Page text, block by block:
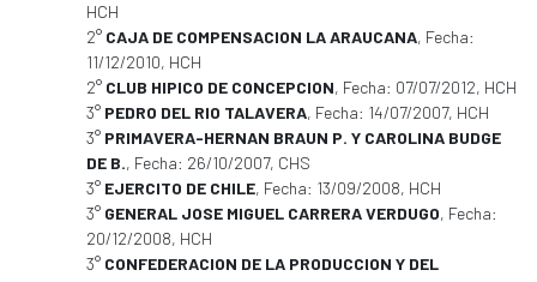
HCH
2° CAJA DE COMPENSACION LA ARAUCANA, Fecha:
11/12/2010, HCH
2° CLUB HIPICO DE CONCEPCION, Fecha: 07/07/2012, HCH
3° PEDRO DEL RIO TALAVERA, Fecha: 14/07/2007, HCH
3° PRIMAVERA-HERNAN BRAUN P. Y CAROLINA BUDGE
DE B., Fecha: 26/10/2007, CHS
3° EJERCITO DE CHILE, Fecha: 13/09/2008, HCH
3° GENERAL JOSE MIGUEL CARRERA VERDUGO, Fecha:
20/12/2008, HCH
3° CONFEDERACION DE LA PRODUCCION Y DEL